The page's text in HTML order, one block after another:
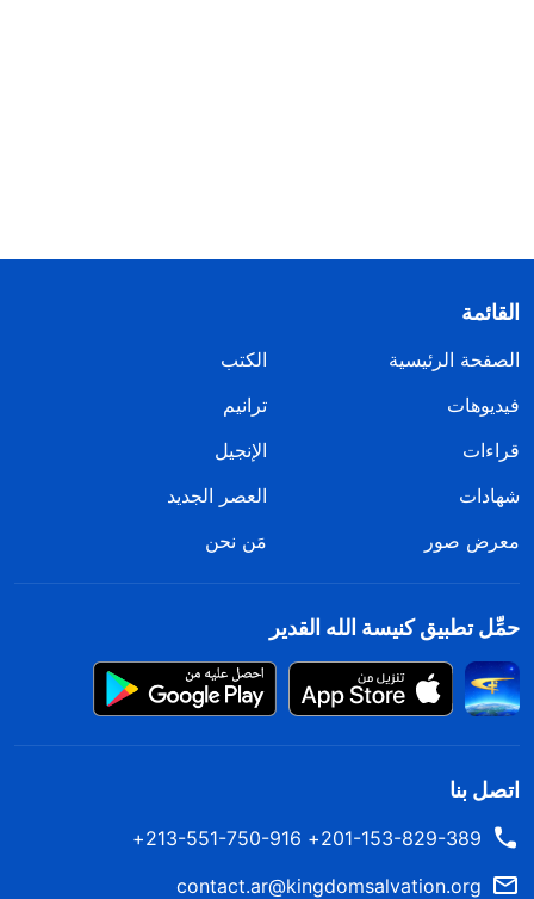
القائمة
الصفحة الرئيسية
الكتب
فيديوهات
ترانيم
قراءات
الإنجيل
شهادات
العصر الجديد
معرض صور
مَن نحن
حمِّل تطبيق كنيسة الله القدير
اتصل بنا
201-153-829-389+ 213-551-750-916+
contact.ar@kingdomsalvation.org